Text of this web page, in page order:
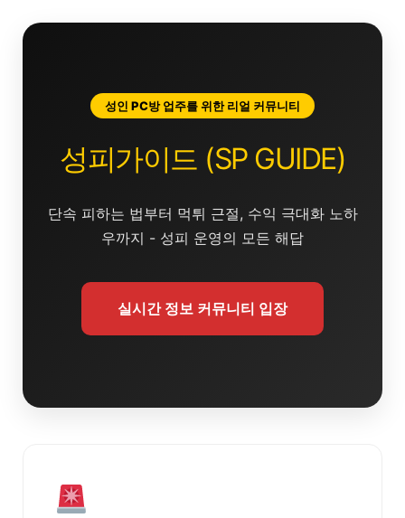
성인 PC방 업주를 위한 리얼 커뮤니티
성피가이드 (SP GUIDE)
단속 피하는 법부터 먹튀 근절, 수익 극대화 노하
우까지 - 성피 운영의 모든 해답
실시간 정보 커뮤니티 입장